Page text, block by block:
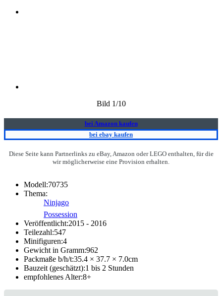
Bild 1/10
bei Amazon kaufen
bei ebay kaufen
Diese Seite kann Partnerlinks zu eBay, Amazon oder LEGO enthalten, für die
wir möglicherweise eine Provision erhalten.
Modell:70735
Thema:
Ninjago
Possession
Veröffentlicht:2015 - 2016
Teilezahl:547
Minifiguren:4
Gewicht in Gramm:962
Packmaße b/h/t:35.4 × 37.7 × 7.0cm
Bauzeit (geschätzt):1 bis 2 Stunden
empfohlenes Alter:8+